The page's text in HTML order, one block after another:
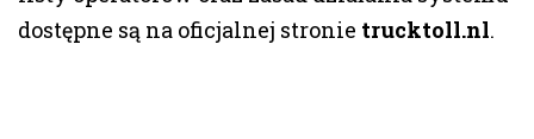
dostępne są na oficjalnej stronie trucktoll.nl.